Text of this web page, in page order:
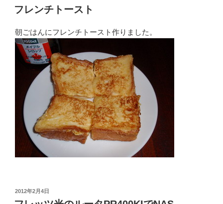
稿
日:
フレンチトースト
朝ごはんにフレンチトースト作りました。
投
稿
2012年2月4日